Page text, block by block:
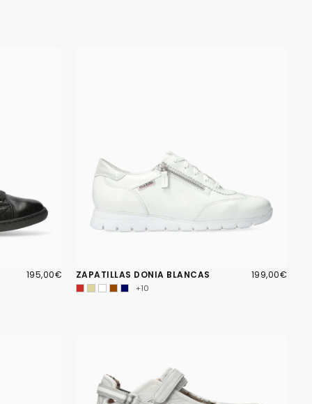
195,00€
PRECIO
195,00€ ZAPATILLAS DONIA BLANCAS 199,00€
PRECIO
199,00€
+10